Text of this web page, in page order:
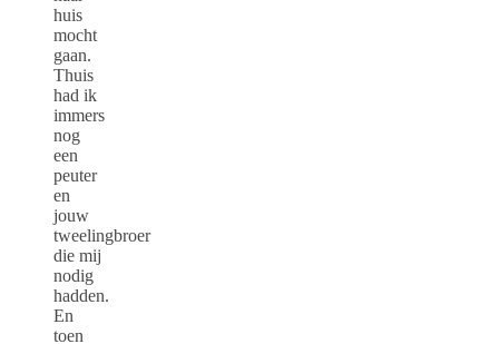
huis
mocht
gaan.
Thuis
had ik
immers
nog
een
peuter
en
jouw
tweelingbroer
die mij
nodig
hadden.
En
toen